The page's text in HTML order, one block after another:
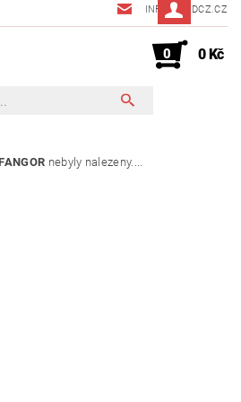
INFO@JMDCZ.CZ
0 0 Kč
nebyly nalezeny....